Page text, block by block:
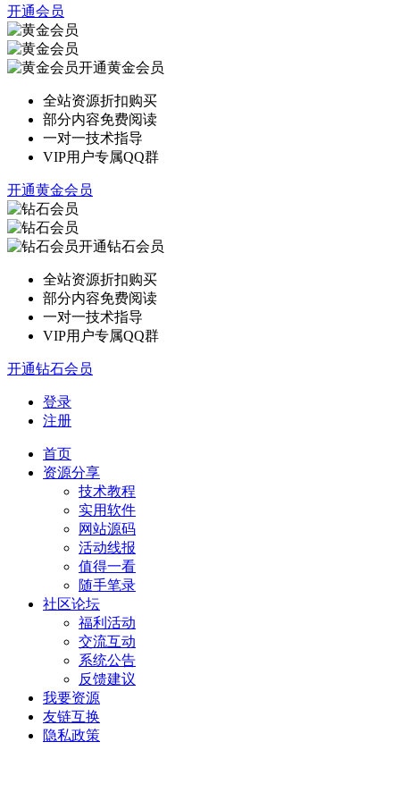
开通会员
开通黄金会员
全站资源折扣购买
部分内容免费阅读
一对一技术指导
VIP用户专属QQ群
开通黄金会员
开通钻石会员
全站资源折扣购买
部分内容免费阅读
一对一技术指导
VIP用户专属QQ群
开通钻石会员
登录
注册
首页
资源分享
技术教程
实用软件
网站源码
活动线报
值得一看
随手笔录
社区论坛
福利活动
交流互动
系统公告
反馈建议
我要资源
友链互换
隐私政策